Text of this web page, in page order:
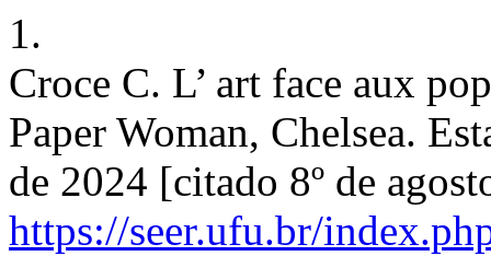
1.
Croce C. L’ art face aux
Paper Woman, Chelsea.
de 2024 [citado 8º de
https://seer.ufu.br/